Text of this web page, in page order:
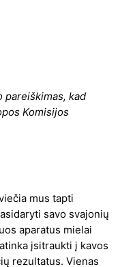
pareiškimas, kad
Komisijos
mus tapti
savo svajonių
aparatus mielai
įsitraukti į kavos
rezultatus. Vienas